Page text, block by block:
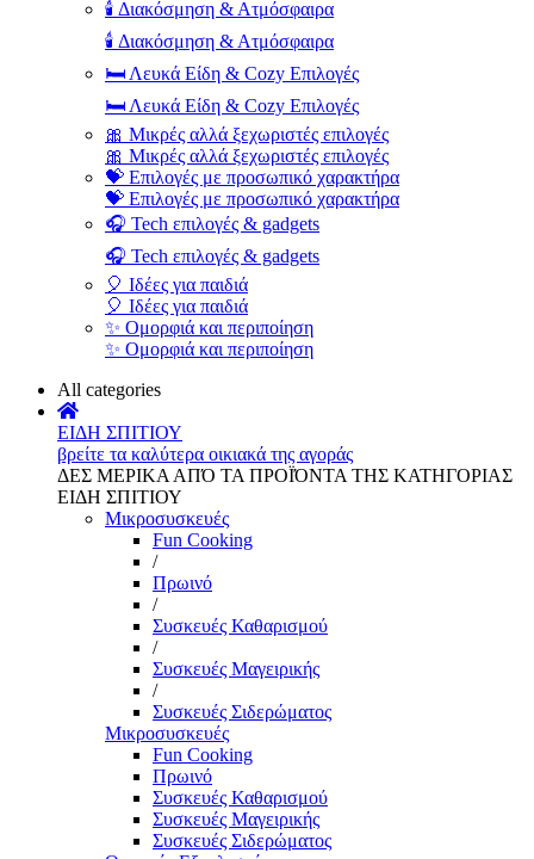
🕯️ Διακόσμηση & Ατμόσφαιρα
🕯️ Διακόσμηση & Ατμόσφαιρα
🛏️ Λευκά Είδη & Cozy Επιλογές
🛏️ Λευκά Είδη & Cozy Επιλογές
🎀 Μικρές αλλά ξεχωριστές επιλογές
🎀 Μικρές αλλά ξεχωριστές επιλογές
💝 Επιλογές με προσωπικό χαρακτήρα
💝 Επιλογές με προσωπικό χαρακτήρα
🎧 Tech επιλογές & gadgets
🎧 Tech επιλογές & gadgets
🎈 Ιδέες για παιδιά
🎈 Ιδέες για παιδιά
✨ Ομορφιά και περιποίηση
✨ Ομορφιά και περιποίηση
All categories
ΕΙΔΗ ΣΠΙΤΙΟΥ
βρείτε τα καλύτερα οικιακά της αγοράς
ΔΕΣ ΜΕΡΙΚΑ ΑΠΌ ΤΑ ΠΡΟΪΌΝΤΑ ΤΗΣ ΚΑΤΗΓΟΡΙΑΣ
ΕΙΔΗ ΣΠΙΤΙΟΥ
Μικροσυσκευές
Fun Cooking
/
Πρωινό
/
Συσκευές Καθαρισμού
/
Συσκευές Μαγειρικής
/
Συσκευές Σιδερώματος
Μικροσυσκευές
Fun Cooking
Πρωινό
Συσκευές Καθαρισμού
Συσκευές Μαγειρικής
Συσκευές Σιδερώματος